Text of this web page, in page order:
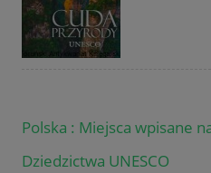
Polska : Miejsca wpisane
Dziedzictwa UNESCO